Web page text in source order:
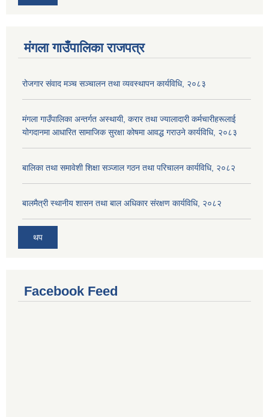
मंगला गाउँपालिका राजपत्र
रोजगार संवाद मञ्च सञ्चालन तथा व्यवस्थापन कार्यविधि, २०८३
मंगला गाउँपालिका अन्तर्गत अस्थायी, करार तथा ज्यालादारी कर्मचारीहरूलाई
योगदानमा आधारित सामाजिक सुरक्षा कोषमा आवद्ध गराउने कार्यविधि, २०८३
बालिका तथा समावेशी शिक्षा सञ्जाल गठन तथा परिचालन कार्यविधि, २०८२
बालमैत्री स्थानीय शासन तथा बाल अधिकार संरक्षण कार्यविधि, २०८२
थप
Facebook Feed